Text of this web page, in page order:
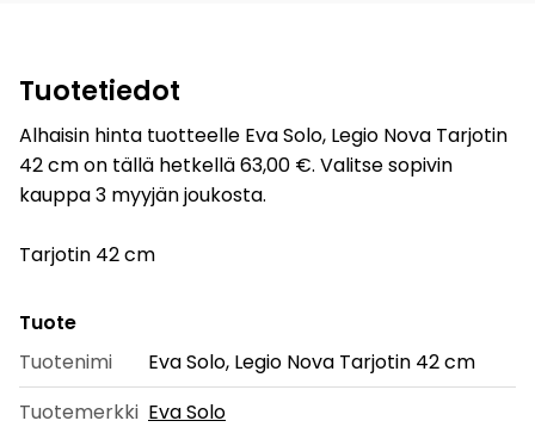
Tuotetiedot
Alhaisin hinta tuotteelle Eva Solo, Legio Nova Tarjotin
42 cm on tällä hetkellä 63,00 €. Valitse sopivin
kauppa 3 myyjän joukosta.
Tarjotin 42 cm
Tuote
Tuotenimi
Eva Solo, Legio Nova Tarjotin 42 cm
Tuotemerkki Eva Solo